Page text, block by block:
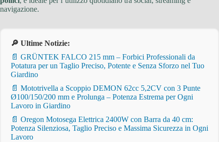
navigazione.
🔎 Ultime Notizie:
📄 GRÜNTEK FALCO 215 mm – Forbici Professionali da
Potatura per un Taglio Preciso, Potente e Senza Sforzo nel Tuo
Giardino
📄 Mototrivella a Scoppio DEMON 62cc 5,2CV con 3 Punte
Ø100/150/200 mm e Prolunga – Potenza Estrema per Ogni
Lavoro in Giardino
📄 Oregon Motosega Elettrica 2400W con Barra da 40 cm:
Potenza Silenziosa, Taglio Preciso e Massima Sicurezza in Ogni
Lavoro